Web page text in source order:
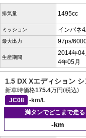
排気量 1495cc
ミッション インパネ
最大出力 97ps/
生産期間
2014年
4年05月
1.5 DX Xエディション
新車時価格175.4万円(税込)
JC08
-km/L
満タンでどこまで走る
-km